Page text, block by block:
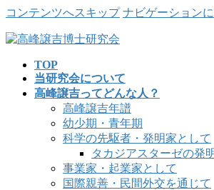
コンテンツへスキップ ナビゲーション
TOP
当研究会について
高峰譲吉ってどんな人？
高峰譲吉年譜
幼少期・青年期
科学の先駆者・発明家として
タカジアスターゼの発
事業家・起業家として
国際親善・民間外交を通じて